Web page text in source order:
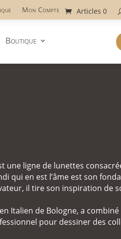
Mon Compte Articles 0
Boutique
une ligne de lunettes
qui en est l’âme est son
il tire son inspiration de
Italien de Bologne, a
pour dessiner des